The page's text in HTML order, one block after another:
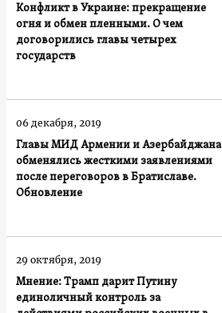
Конфликт в Украине: прекращение
огня и обмен пленными. О чем
договорились главы четырех
государств
Главы МИД Армении и Азербайджана
обменялись жесткими заявлениями
после переговоров в Братиславе.
Обновление
06 декабря, 2019
Мнение: Трамп дарит Путину
единоличный контроль за
29 октября, 2019